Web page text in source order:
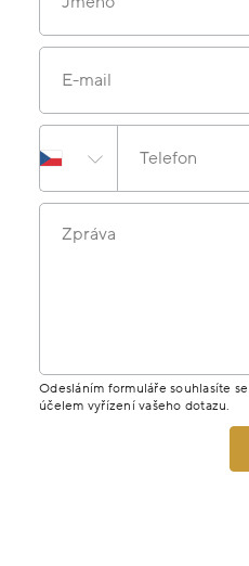
E-mail
Telefon
Zpráva
Odesláním formuláře souhlasíte
účelem vyřízení vašeho dotazu.